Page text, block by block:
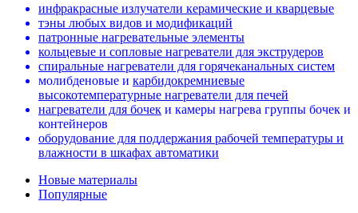
инфракрасные излучатели керамические и кварцевые
тэны любых видов и модификаций
патронные нагревательные элементы
кольцевые и сопловые нагреватели для экструдеров
спиральные нагреватели для горячеканальных систем
молибденовые и карбидокремниевые
высокотемпературные нагреватели для печей
нагреватели для бочек и камеры нагрева группы бочек и
контейнеров
оборудование для поддержания рабочей температуры и
влажности в шкафах автоматики
Новые материалы
Популярные